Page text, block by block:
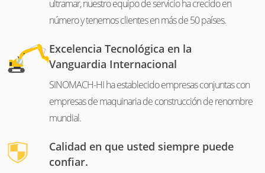
ultramar, nuestro equipo de servicio ha crecido en
número y tenemos clientes en más de 50 países.
Excelencia Tecnológica en la
Vanguardia Internacional
SINOMACH-HI ha establecido empresas conjuntas con
empresas de maquinaria de construcción de renombre
mundial.
Calidad en que usted siempre puede
confiar.